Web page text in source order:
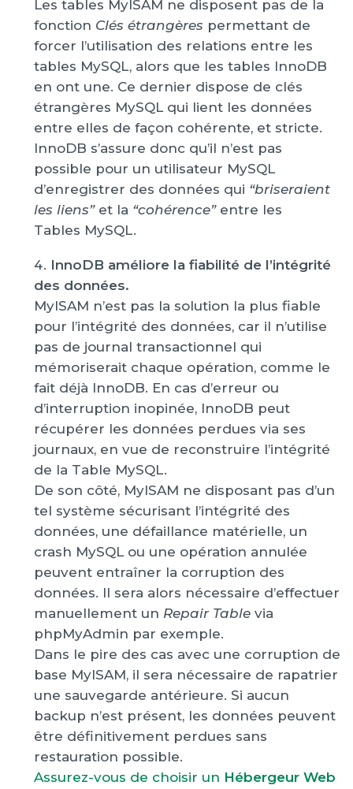
Les tables MyISAM ne disposent pas de la
fonction Clés étrangères permettant de
forcer l’utilisation des relations entre les
tables MySQL, alors que les tables InnoDB
en ont une. Ce dernier dispose de clés
étrangères MySQL qui lient les données
entre elles de façon cohérente, et stricte.
InnoDB s’assure donc qu’il n’est pas
possible pour un utilisateur MySQL
d’enregistrer des données qui “briseraient
les liens”et la “cohérence”entre les
Tables MySQL.
InnoDB améliore la fiabilité de l’intégrité
des données.
MyISAM n’est pas la solution la plus fiable
pour l’intégrité des données, car il n’utilise
pas de journal transactionnel qui
mémoriserait chaque opération, comme le
fait déjà InnoDB. En cas d’erreur ou
d’interruption inopinée, InnoDB peut
récupérer les données perdues via ses
journaux, en vue de reconstruire l’intégrité
de la Table MySQL.
De son côté, MyISAM ne disposant pas d’un
tel système sécurisant l’intégrité des
données, une défaillance matérielle, un
crash MySQL ou une opération annulée
peuvent entraîner la corruption des
données. Il sera alors nécessaire d’effectuer
manuellement un Repair Table via
phpMyAdmin par exemple.
Dans le pire des cas avec une corruption de
base MyISAM, il sera nécessaire de rapatrier
une sauvegarde antérieure. Si aucun
backup n’est présent, les données peuvent
être définitivement perdues sans
restauration possible.
Assurez-vous de choisir un Hébergeur Web